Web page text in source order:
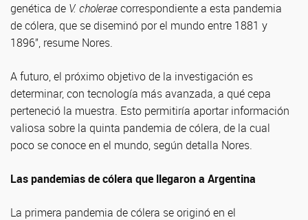
genética de V. choleraecorrespondiente a esta pandemia
de cólera, que se diseminó por el mundo entre 1881 y
1896”, resume Nores.
A futuro, el próximo objetivo de la investigación es
determinar, con tecnología más avanzada, a qué cepa
perteneció la muestra. Esto permitiría aportar información
valiosa sobre la quinta pandemia de cólera, de la cual
poco se conoce en el mundo, según detalla Nores.
Las pandemias de cólera que llegaron a Argentina
La primera pandemia de cólera se originó en el